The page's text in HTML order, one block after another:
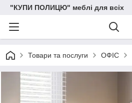
"КУПИ ПОЛИЦЮ" меблі для всіх
Товари та послуги ОФІС